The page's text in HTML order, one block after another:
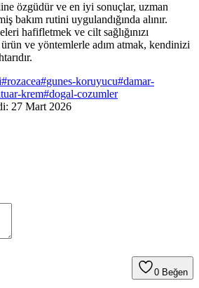
özgüdür ve en iyi sonuçlar, uzman
bakım rutini uygulandığında alınır.
hafifletmek ve cilt sağlığınızı
ve yöntemlerle adım atmak, kendinizi
#rozacea#gunes-koruyucu#damar-
krem#dogal-cozumler
27 Mart 2026
0 Beğen